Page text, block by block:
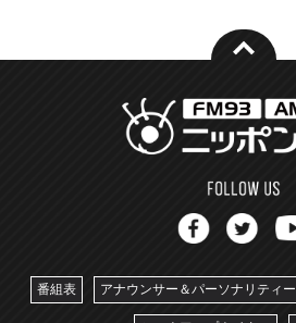
番組表 アナウンサー＆パーソナリティー